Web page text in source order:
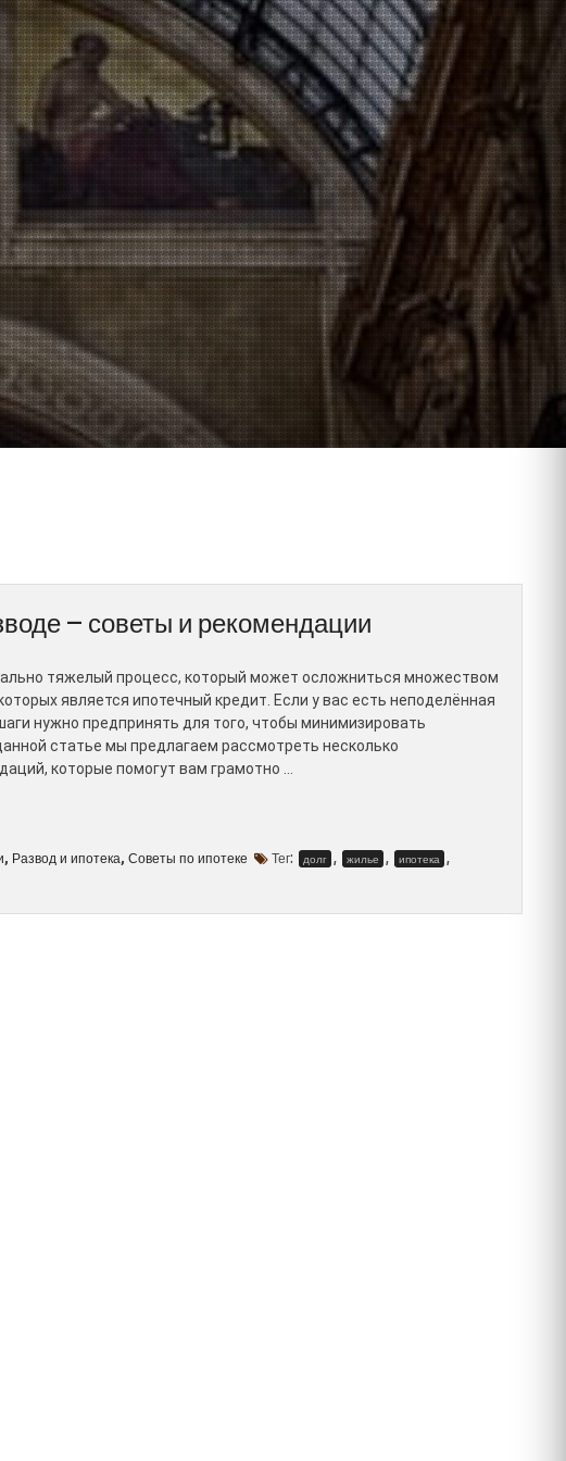
– советы и рекомендации
тяжелый процесс, который может осложниться множеством
является ипотечный кредит. Если у вас есть неподелённая
нужно предпринять для того, чтобы минимизировать
статье мы предлагаем рассмотреть несколько
которые помогут вам грамотно …
, Развод и ипотека, Советы по ипотеке Тег: долг , жилье , ипотека ,